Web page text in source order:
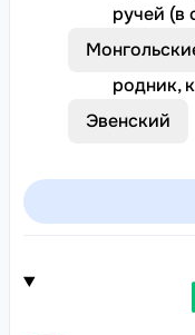
ручей (в
родник,
Эвенский